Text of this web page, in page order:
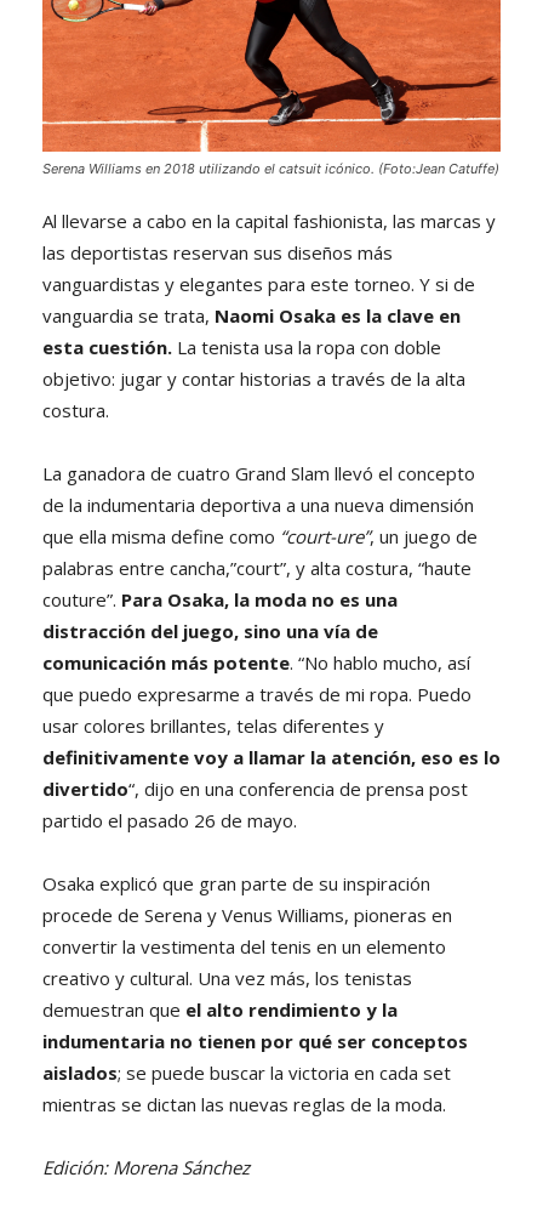
Serena Williams en 2018 utilizando el catsuit icónico. (Foto:Jean Catuffe)
Al llevarse a cabo en la capital fashionista, las marcas y
las deportistas reservan sus diseños más
vanguardistas y elegantes para este torneo. Y si de
vanguardia se trata, Naomi Osaka es la clave en
esta cuestión. La tenista usa la ropa con doble
objetivo: jugar y contar historias a través de la alta
costura.
La ganadora de cuatro Grand Slam llevó el concepto
de la indumentaria deportiva a una nueva dimensión
que ella misma define como “court-ure”, un juego de
palabras entre cancha,”court”, y alta costura, “haute
couture”. Para Osaka, la moda no es una
distracción del juego, sino una vía de
comunicación más potente. “No hablo mucho, así
que puedo expresarme a través de mi ropa. Puedo
usar colores brillantes, telas diferentes y
definitivamente voy a llamar la atención, eso es lo
divertido“, dijo en una conferencia de prensa post
partido el pasado 26 de mayo.
Osaka explicó que gran parte de su inspiración
procede de Serena y Venus Williams, pioneras en
convertir la vestimenta del tenis en un elemento
creativo y cultural. Una vez más, los tenistas
demuestran que el alto rendimiento y la
indumentaria no tienen por qué ser conceptos
aislados; se puede buscar la victoria en cada set
mientras se dictan las nuevas reglas de la moda.
Edición: Morena Sánchez